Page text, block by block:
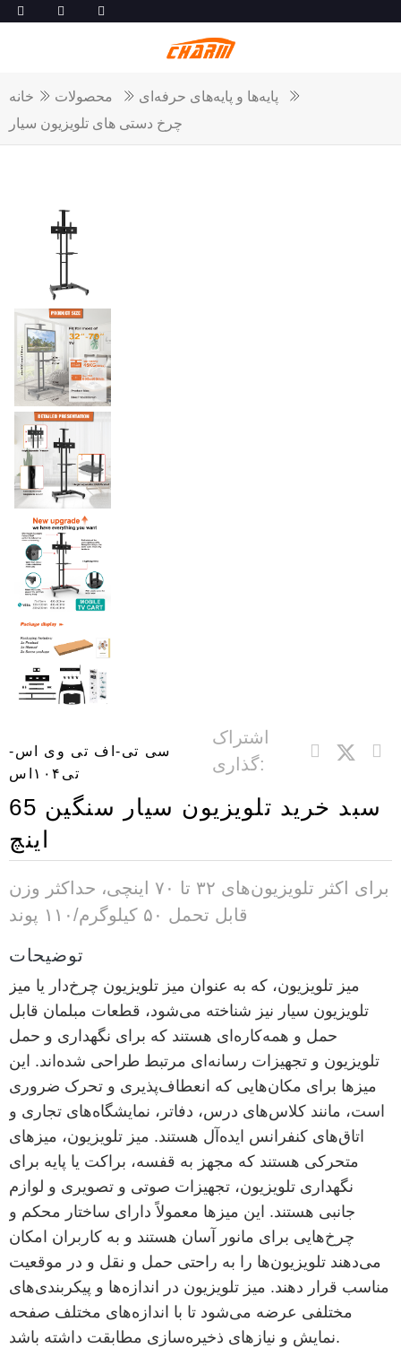
خانه محصولات
پایه‌ها و پایه‌های حرفه‌ای
چرخ دستی های تلویزیون سیار
سی تی-اف تی وی اس-
تی۱۰۴اس
اشتراک
گذاری:
سبد خرید تلویزیون سیار سنگین 65
اینچ
برای اکثر تلویزیون‌های ۳۲ تا ۷۰ اینچی، حداکثر وزن
قابل تحمل ۵۰ کیلوگرم/۱۱۰ پوند
توضیحات
میز تلویزیون، که به عنوان میز تلویزیون چرخ‌دار یا میز
تلویزیون سیار نیز شناخته می‌شود، قطعات مبلمان قابل
حمل و همه‌کاره‌ای هستند که برای نگهداری و حمل
تلویزیون و تجهیزات رسانه‌ای مرتبط طراحی شده‌اند. این
میزها برای مکان‌هایی که انعطاف‌پذیری و تحرک ضروری
است، مانند کلاس‌های درس، دفاتر، نمایشگاه‌های تجاری و
اتاق‌های کنفرانس ایده‌آل هستند. میز تلویزیون، میزهای
متحرکی هستند که مجهز به قفسه، براکت یا پایه برای
نگهداری تلویزیون، تجهیزات صوتی و تصویری و لوازم
جانبی هستند. این میزها معمولاً دارای ساختار محکم و
چرخ‌هایی برای مانور آسان هستند و به کاربران امکان
می‌دهند تلویزیون‌ها را به راحتی حمل و نقل و در موقعیت
مناسب قرار دهند. میز تلویزیون در اندازه‌ها و پیکربندی‌های
مختلفی عرضه می‌شود تا با اندازه‌های مختلف صفحه
نمایش و نیازهای ذخیره‌سازی مطابقت داشته باشد.